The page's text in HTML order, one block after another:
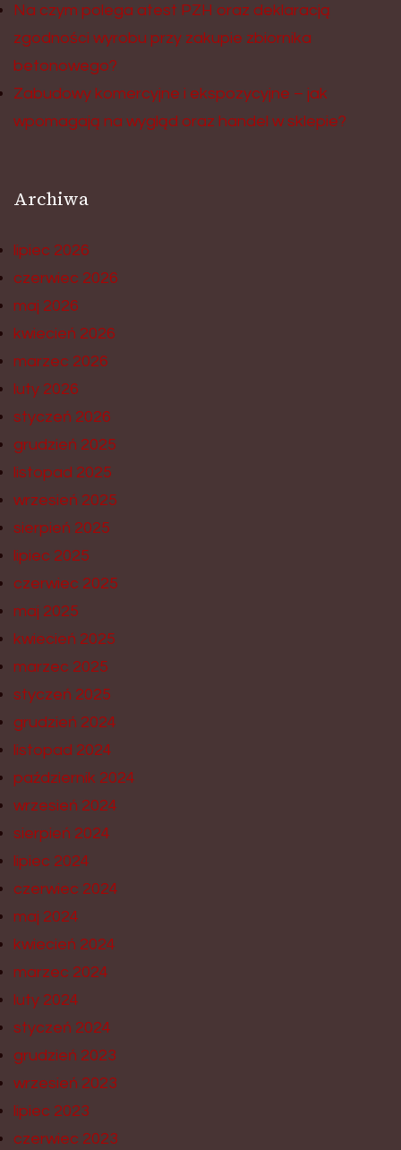
Na czym polega atest PZH oraz deklaracją
zgodności wyrobu przy zakupie zbiornika
betonowego?
Zabudowy komercyjne i ekspozycyjne – jak
wpomagają na wygląd oraz handel w sklepie?
Archiwa
lipiec 2026
czerwiec 2026
maj 2026
kwiecień 2026
marzec 2026
luty 2026
styczeń 2026
grudzień 2025
listopad 2025
wrzesień 2025
sierpień 2025
lipiec 2025
czerwiec 2025
maj 2025
kwiecień 2025
marzec 2025
styczeń 2025
grudzień 2024
listopad 2024
październik 2024
wrzesień 2024
sierpień 2024
lipiec 2024
czerwiec 2024
maj 2024
kwiecień 2024
marzec 2024
luty 2024
styczeń 2024
grudzień 2023
wrzesień 2023
lipiec 2023
czerwiec 2023